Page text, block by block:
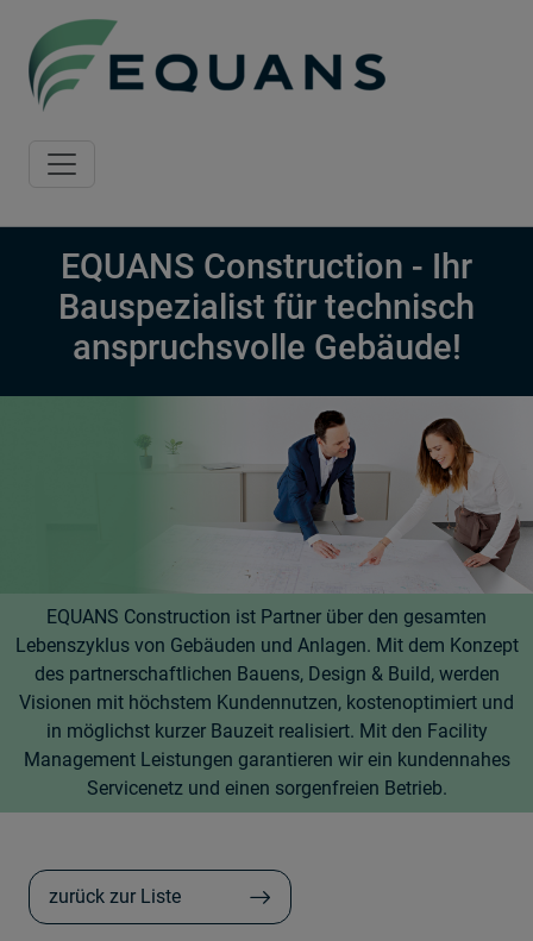
EQUANS Construction - Ihr
Bauspezialist für technisch
anspruchsvolle Gebäude!
EQUANS Construction ist Partner über den gesamten
Lebenszyklus von Gebäuden und Anlagen. Mit dem Konzept
des partnerschaftlichen Bauens, Design & Build, werden
Visionen mit höchstem Kundennutzen, kostenoptimiert und
in möglichst kurzer Bauzeit realisiert. Mit den Facility
Management Leistungen garantieren wir ein kundennahes
Servicenetz und einen sorgenfreien Betrieb.
zurück zur Liste